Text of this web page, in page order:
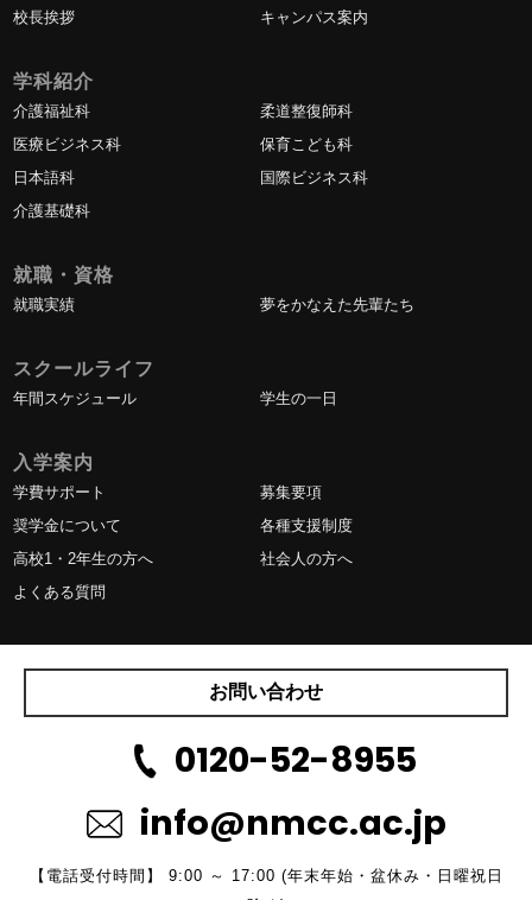
校長挨拶 キャンパス案内
学科紹介
介護福祉科
柔道整復師科
医療ビジネス科
保育こども科
日本語科
国際ビジネス科
介護基礎科
就職・資格
就職実績 夢をかなえた先輩たち
スクールライフ
年間スケジュール 学生の一日
入学案内
学費サポート
募集要項
奨学金について
各種支援制度
高校1・2年生の方へ
社会人の方へ
よくある質問
お問い合わせ
0120-52-8955
info@nmcc.ac.jp
【電話受付時間】 9:00 ～ 17:00 (年末年始・盆休み・日曜祝日